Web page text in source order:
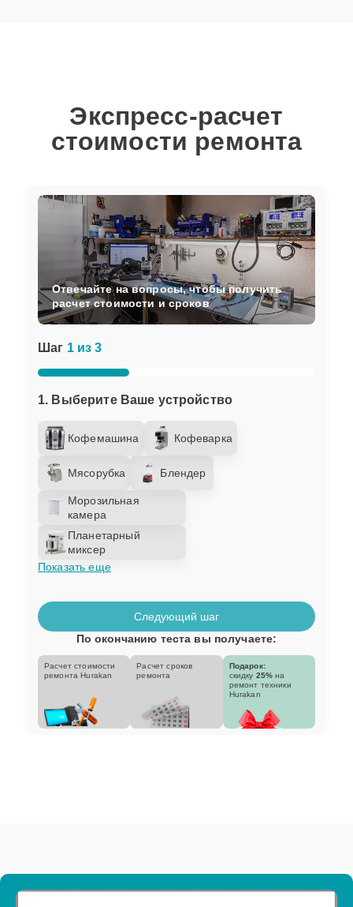
Экспресс-расчет
стоимости ремонта
Шаг 1 из 3
1. Выберите Ваше устройство
Кофемашина Кофеварка
Мясорубка Блендер
Морозильная
камера
Планетарный
миксер
Показать еще
Отвечайте на вопросы, чтобы получить
расчет стоимости и сроков
Следующий шаг
По окончанию теста вы получаете:
Расчет стоимости
ремонта Hurakan
Расчет сроков
ремонта
Подарок:
скидку 25% на
ремонт техники
Hurakan